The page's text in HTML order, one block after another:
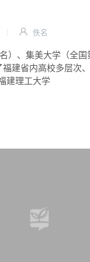
佚名
）、集美大学（全国
建省内高校多层次
建理工大学